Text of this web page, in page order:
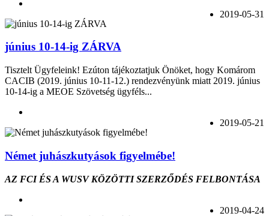
2019-05-31
június 10-14-ig ZÁRVA
Tisztelt Ügyfeleink! Ezúton tájékoztatjuk Önöket, hogy Komárom
CACIB (2019. június 10-11-12.) rendezvényünk miatt 2019. június
10-14-ig a MEOE Szövetség ügyféls...
2019-05-21
Német juhászkutyások figyelmébe!
AZ FCI ÉS A WUSV KÖZÖTTI SZERZŐDÉS FELBONTÁSA
2019-04-24